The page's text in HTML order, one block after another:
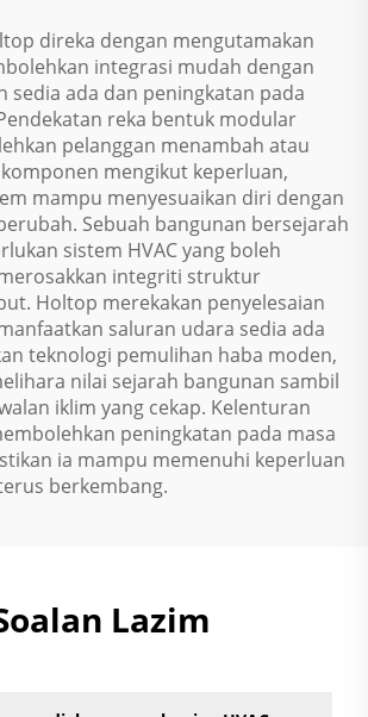
direka dengan mengutamakan
integrasi mudah dengan
sedia ada dan peningkatan pada
reka bentuk modular
pelanggan menambah atau
mengikut keperluan,
mampu menyesuaikan diri dengan
Sebuah bangunan bersejarah
sistem HVAC yang boleh
integriti struktur
Holtop merekakan penyelesaian
saluran udara sedia ada
teknologi pemulihan haba moden,
nilai sejarah bangunan sambil
iklim yang cekap. Kelenturan
peningkatan pada masa
ia mampu memenuhi keperluan
berkembang.
Lazim